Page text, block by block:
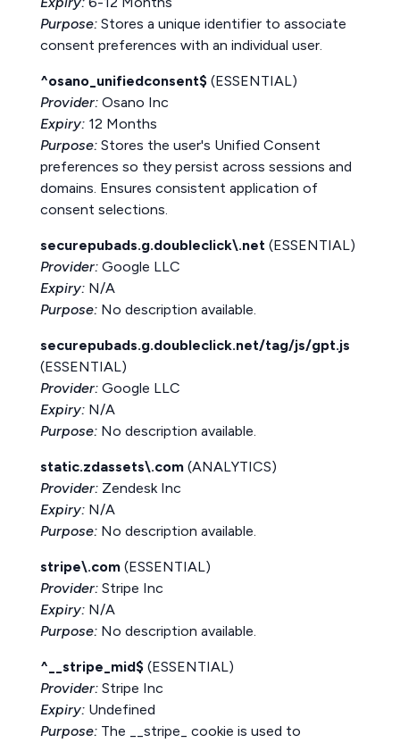
Purpose: Stores a unique identifier to associate
consent preferences with an individual user.
^osano_unifiedconsent$ (ESSENTIAL)
Provider: Osano Inc
Expiry: 12 Months
Purpose: Stores the user's Unified Consent
preferences so they persist across sessions and
domains. Ensures consistent application of
consent selections.
securepubads.g.doubleclick\.net (ESSENTIAL)
Provider: Google LLC
Expiry: N/A
Purpose: No description available.
securepubads.g.doubleclick.net/tag/js/gpt.js
(ESSENTIAL)
Provider: Google LLC
Expiry: N/A
Purpose: No description available.
static.zdassets\.com (ANALYTICS)
Provider: Zendesk Inc
Expiry: N/A
Purpose: No description available.
stripe\.com (ESSENTIAL)
Provider: Stripe Inc
Expiry: N/A
Purpose: No description available.
^__stripe_mid$ (ESSENTIAL)
Provider: Stripe Inc
Expiry: Undefined
Purpose: The __stripe_ cookie is used to